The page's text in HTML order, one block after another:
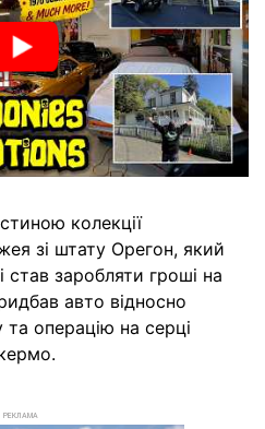
колекції
зі штату Орегон, який
став заробляти гроші на
авто відносно
операцію на серці
РЕКЛАМА